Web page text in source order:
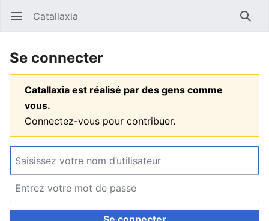
Ouvrir le menu principal Catallaxia
Se connecter
Catallaxia est réalisé par des gens comme
vous.
Connectez-vous pour contribuer.